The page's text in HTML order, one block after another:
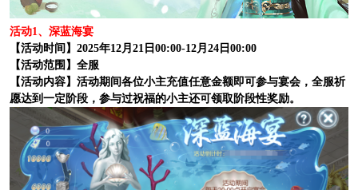
活动1、深蓝海宴
【活动时间】2025年12月21日00:00-12月24日00:00
【活动范围】全服
【活动内容】 活动期间各位小主充值任意金额即可参与宴会，全服祈
愿达到一定阶段，参与过祝福的小主还可领取阶段性奖励。